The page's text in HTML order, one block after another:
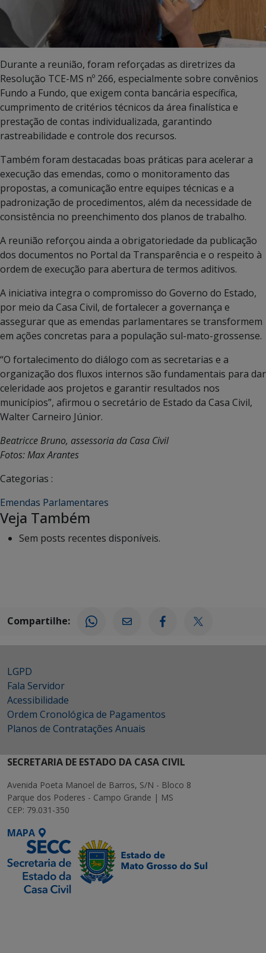
Durante a reunião, foram reforçadas as diretrizes da
Resolução TCE-MS nº 266, especialmente sobre convênios
Fundo a Fundo, que exigem conta bancária específica,
cumprimento de critérios técnicos da área finalística e
prestação de contas individualizada, garantindo
rastreabilidade e controle dos recursos.
Também foram destacadas boas práticas para acelerar a
execução das emendas, como o monitoramento das
propostas, a comunicação entre equipes técnicas e a
padronização de procedimentos, além da necessidade de
consistência no preenchimento dos planos de trabalho.
A reunião reforçou ainda a obrigatoriedade da publicação
dos documentos no Portal da Transparência e o respeito à
ordem de execução para abertura de termos aditivos.
A iniciativa integra o compromisso do Governo do Estado,
por meio da Casa Civil, de fortalecer a governança e
assegurar que as emendas parlamentares se transformem
em ações concretas para a população sul-mato-grossense.
“O fortalecimento do diálogo com as secretarias e a
organização dos fluxos internos são fundamentais para dar
celeridade aos projetos e garantir resultados nos
municípios”, afirmou o secretário de Estado da Casa Civil,
Walter Carneiro Júnior.
Beatricce Bruno, assessoria da Casa Civil
Fotos: Max Arantes
Categorias :
Emendas Parlamentares
Veja Também
Sem posts recentes disponíveis.
Compartilhe:
LGPD
Fala Servidor
Acessibilidade
Ordem Cronológica de Pagamentos
Planos de Contratações Anuais
SECRETARIA DE ESTADO DA CASA CIVIL
Avenida Poeta Manoel de Barros, S/N - Bloco 8
Parque dos Poderes - Campo Grande | MS
CEP: 79.031-350
MAPA